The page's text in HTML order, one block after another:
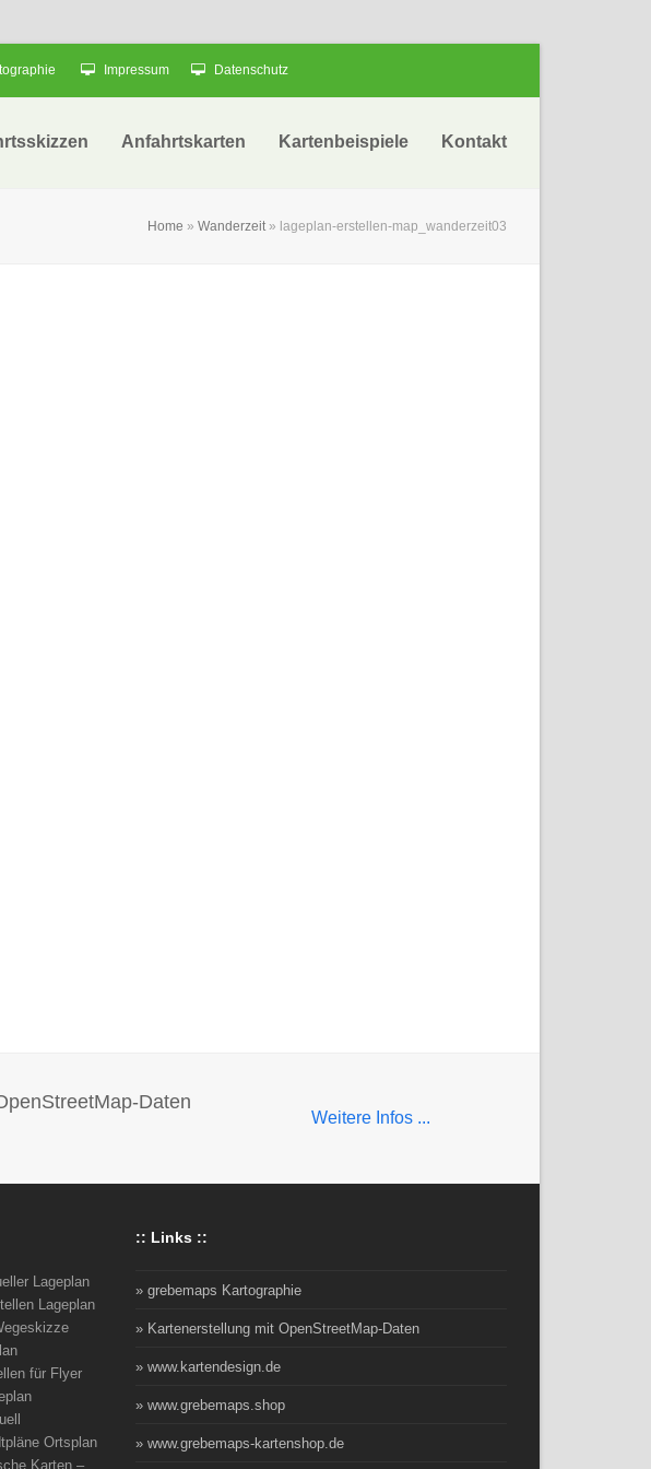
Impressum Datenschutz
Anfahrtskarten Kartenbeispiele Kontakt
Home » Wanderzeit » lageplan-erstellen-map_wanderzeit03
Daten
Weitere Infos ...
Lageplan
Lageplan
für Flyer
Ortsplan
Karten –
:: Links ::
» grebemaps Kartographie
» Kartenerstellung mit OpenStreetMap-Daten
» www.kartendesign.de
» www.grebemaps.shop
» www.grebemaps-kartenshop.de